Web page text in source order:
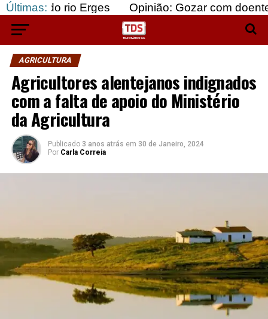
Últimas:
Erges Opinião: Gozar com doentes e
AGRICULTURA
Agricultores alentejanos indignados
com a falta de apoio do Ministério
da Agricultura
Publicado 3 anos atrás em 30 de Janeiro, 2024
Por Carla Correia